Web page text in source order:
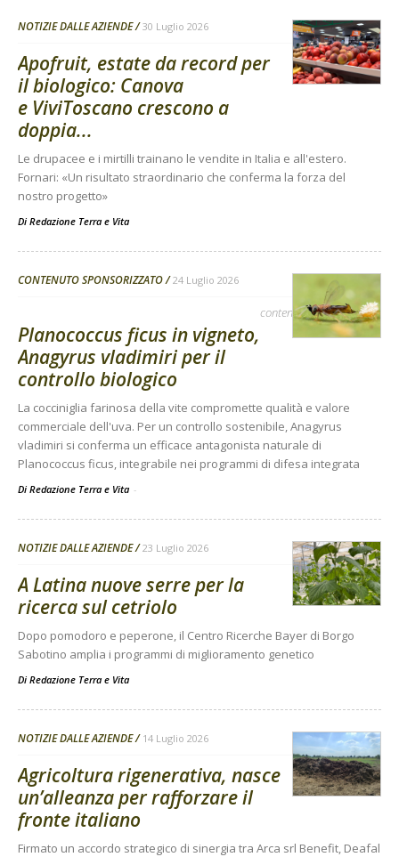
NOTIZIE DALLE AZIENDE 30 Luglio 2026
Apofruit, estate da record per
il biologico: Canova
e ViviToscano crescono a
doppia...
Le drupacee e i mirtilli trainano le vendite in Italia e all'estero.
Fornari: «Un risultato straordinario che conferma la forza del
nostro progetto»
Di Redazione Terra e Vita
CONTENUTO SPONSORIZZATO 24 Luglio 2026
contenuto sponsorizzato
Planococcus ficus in vigneto,
Anagyrus vladimiri per il
controllo biologico
La cocciniglia farinosa della vite compromette qualità e valore
commerciale dell'uva. Per un controllo sostenibile, Anagyrus
vladimiri si conferma un efficace antagonista naturale di
Planococcus ficus, integrabile nei programmi di difesa integrata
Di Redazione Terra e Vita -
NOTIZIE DALLE AZIENDE 23 Luglio 2026
A Latina nuove serre per la
ricerca sul cetriolo
Dopo pomodoro e peperone, il Centro Ricerche Bayer di Borgo
Sabotino amplia i programmi di miglioramento genetico
Di Redazione Terra e Vita
NOTIZIE DALLE AZIENDE 14 Luglio 2026
Agricoltura rigenerativa, nasce
un’alleanza per rafforzare il
fronte italiano
Firmato un accordo strategico di sinergia tra Arca srl Benefit, Deafal